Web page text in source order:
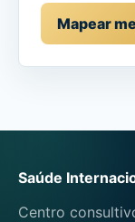
Mapear
Saúde
Centro